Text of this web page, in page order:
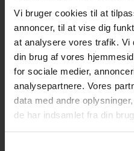
Vi bruger cookies til at
annoncer, til at vise dig
at analysere vores trafik. Vi
din brug af vores
for sociale medier,
analysepartnere. Vores
data med andre
de har indsamlet fra din
Texas A/S
Knullen 22
5260 Odense S
CVR: DK66212319
Kundeservice